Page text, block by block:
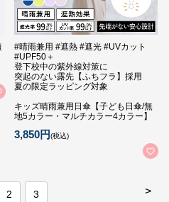
#晴雨兼用 #遮熱 #遮光 #UVカット
#UPF50＋
登下校中の紫外線対策に
突起のない露先【ふちフラ】採用
夏の限定ラッピング対象
キッズ晴雨兼用日傘【子ども日傘/無
地5カラー・マルチカラー4カラー】
3,850円(税込)
>
2 3